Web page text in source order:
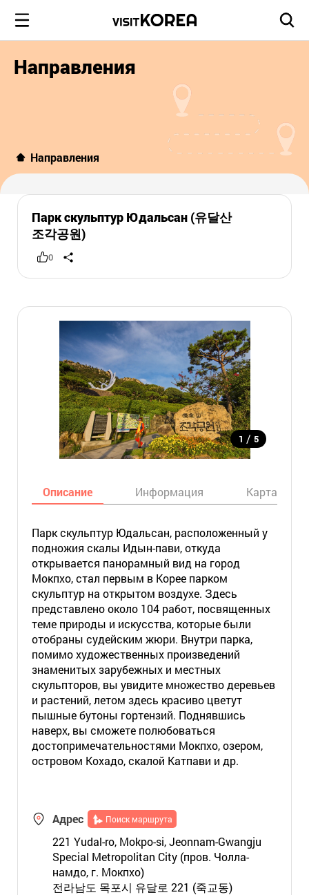
Направления
Направления
Парк скульптур Юдальсан (유달산
조각공원)
0
1 / 5
Описание Информация Карта
Парк скульптур Юдальсан, расположенный у
подножия скалы Идын-пави, откуда
открывается панорамный вид на город
Мокпхо, стал первым в Корее парком
скульптур на открытом воздухе. Здесь
представлено около 104 работ, посвященных
теме природы и искусства, которые были
отобраны судейским жюри. Внутри парка,
помимо художественных произведений
знаменитых зарубежных и местных
скульпторов, вы увидите множество деревьев
и растений, летом здесь красиво цветут
пышные бутоны гортензий. Поднявшись
наверх, вы сможете полюбоваться
достопримечательностями Мокпхо, озером,
островом Кохадо, скалой Катпави и др.
Адрес Поиск маршрута
221 Yudal-ro, Mokpo-si, Jeonnam-Gwangju
Special Metropolitan City (пров. Чолла-
намдо, г. Мокпхо)
전라남도 목포시 유달로 221 (죽교동)